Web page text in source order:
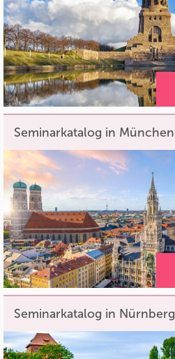
Seminarkatalog in München
Seminarkatalog in Nürnberg